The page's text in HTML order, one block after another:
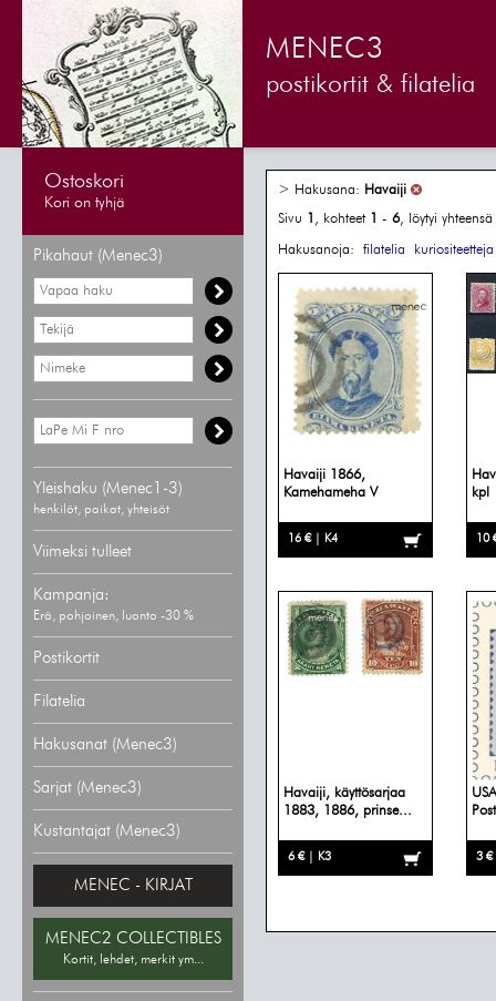
MENEC3
postikortit & filatelia
Ostoskori
Kori on tyhjä
Pikahaut (Menec3)
Yleishaku (Menec1-3)
henkilöt, paikat, yhteisöt
Viimeksi tulleet
Kampanja:
Erä, pohjoinen, luonto -30 %
Postikortit
Filatelia
Hakusanat (Menec3)
Sarjat (Menec3)
Kustantajat (Menec3)
MENEC - KIRJAT
MENEC2 COLLECTIBLES
Kortit, lehdet, merkit ym...
> Hakusana: Havaiji
Sivu 1 , kohteet 1 - 6, löytyi yhteensä
Hakusanoja: filatelia kuriositeetteja
Havaiji 1866,
Kamehameha V
16 € | K4
kpl
10
Havaiji, käyttösarjaa
1883, 1886, prinse...
6 € | K3 3 €